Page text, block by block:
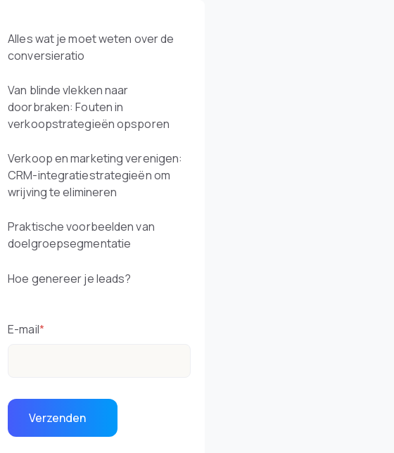
Alles wat je moet weten over de
conversieratio
Van blinde vlekken naar
doorbraken: Fouten in
verkoopstrategieën opsporen
Verkoop en marketing verenigen:
CRM-integratiestrategieën om
wrijving te elimineren
Praktische voorbeelden van
doelgroepsegmentatie
Hoe genereer je leads?
E-mail*